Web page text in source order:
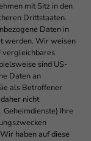
mit Sitz in den
Drittstaaten.
Daten in
werden. Wir weisen
vergleichbares
sind US-
Daten an
als Betroffener
nicht
Ihre
haben auf diese